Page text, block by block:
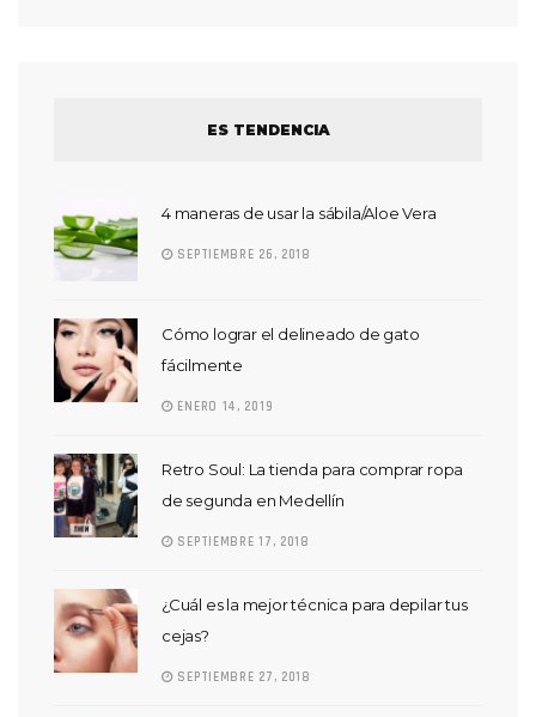
ES TENDENCIA
4 maneras de usar la sábila/Aloe Vera
SEPTIEMBRE 26, 2018
Cómo lograr el delineado de gato
fácilmente
ENERO 14, 2019
Retro Soul: La tienda para comprar ropa
de segunda en Medellín
SEPTIEMBRE 17, 2018
¿Cuál es la mejor técnica para depilar tus
cejas?
SEPTIEMBRE 27, 2018